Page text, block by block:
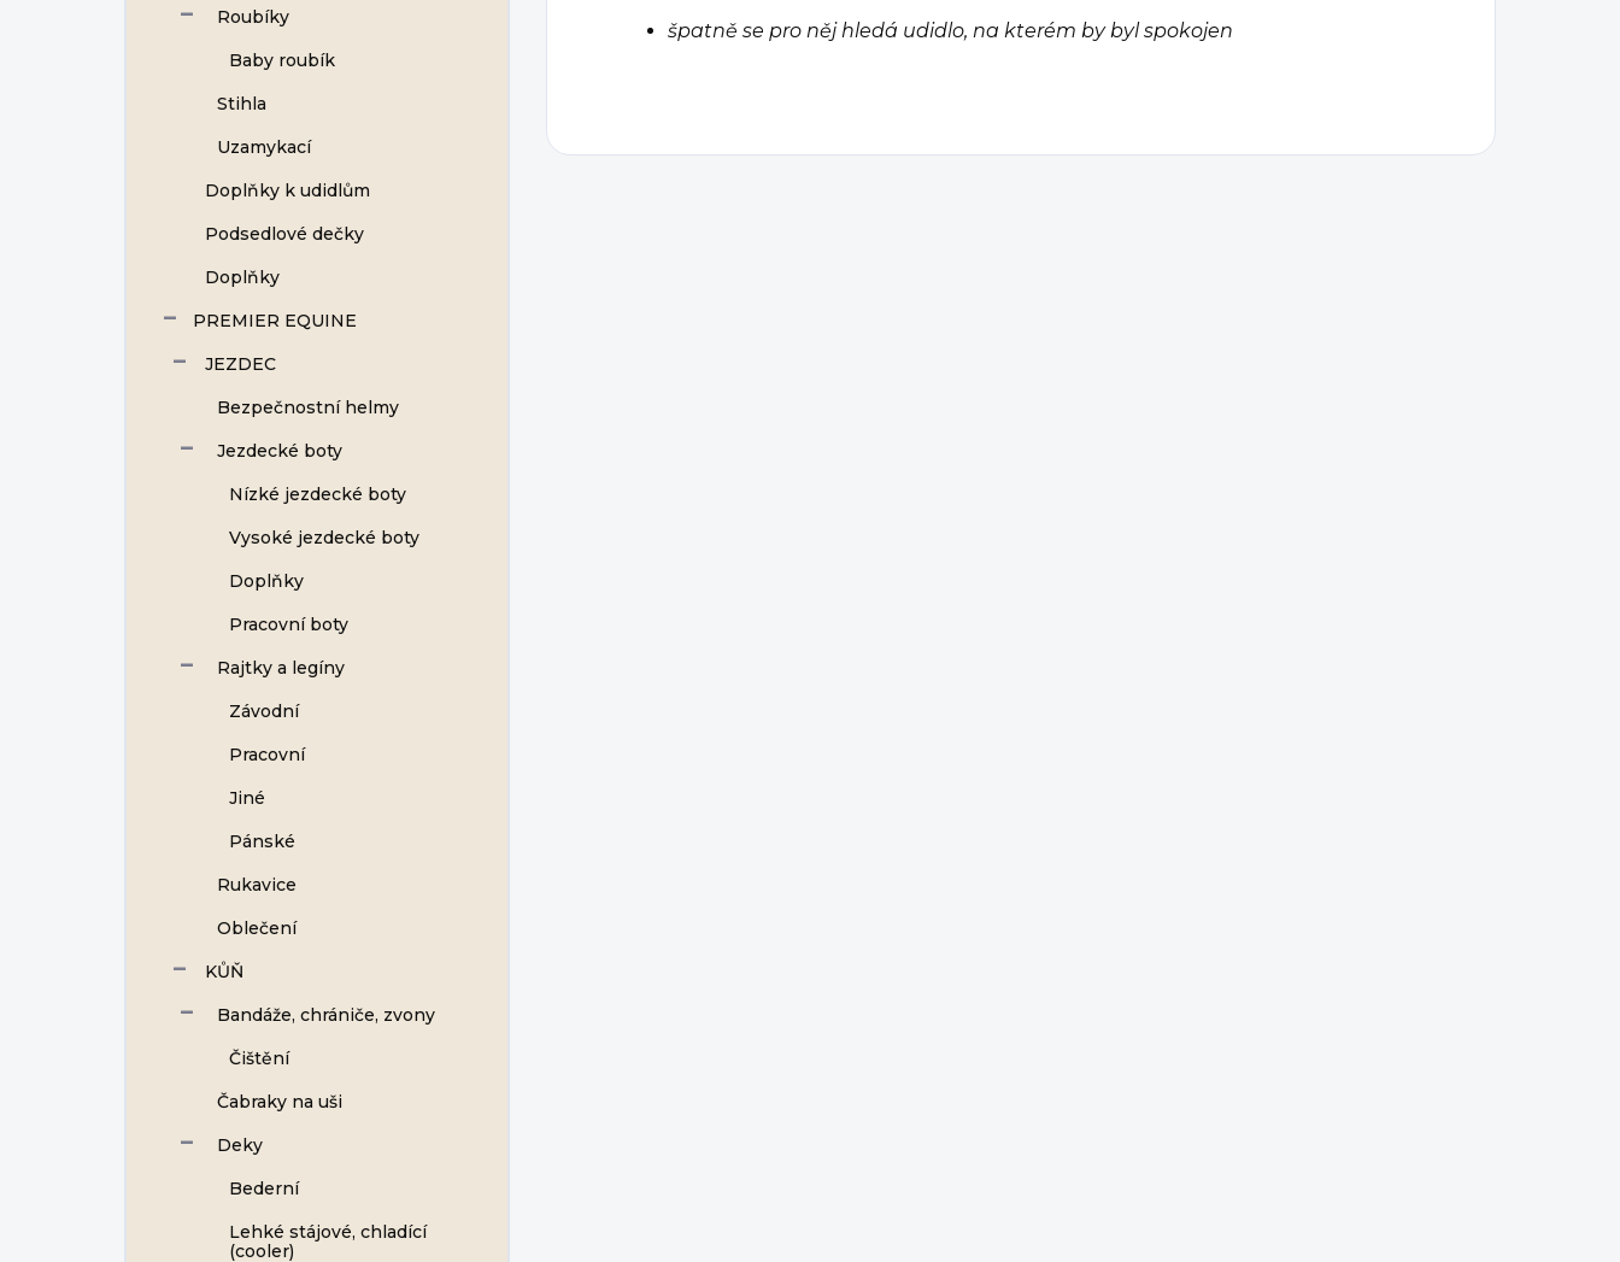
Roubíky
Baby roubík
Stihla
Uzamykací
Doplňky k udidlům
Podsedlové dečky
Doplňky
PREMIER EQUINE
JEZDEC
Bezpečnostní helmy
Jezdecké boty
Nízké jezdecké boty
Vysoké jezdecké boty
Doplňky
Pracovní boty
Rajtky a legíny
Závodní
Pracovní
Jiné
Pánské
Rukavice
Oblečení
KŮŇ
Bandáže, chrániče, zvony
Čištění
Čabraky na uši
Deky
Bederní
Lehké stájové, chladící
(cooler)
špatně se pro něj hledá udidlo, na kterém by byl spokojen